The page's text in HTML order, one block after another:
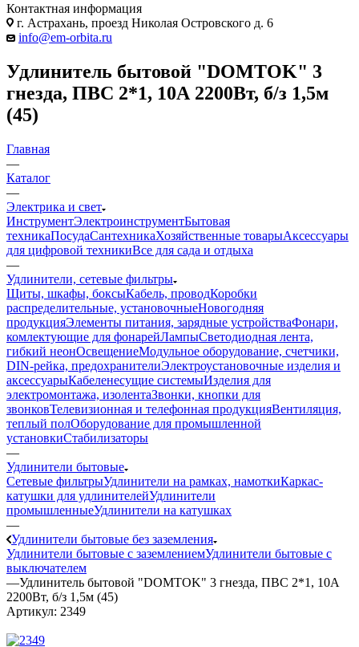
Контактная информация
г. Астрахань, проезд Николая Островского д. 6
info@em-orbita.ru
Удлинитель бытовой "DOMTOK" 3
гнезда, ПВС 2*1, 10А 2200Вт, б/з 1,5м
(45)
Главная
—
Каталог
—
Электрика и свет
ИнструментЭлектроинструментБытовая
техникаПосудаСантехникаХозяйственные товарыАксессуары
для цифровой техникиВсе для сада и отдыха
—
Удлинители, сетевые фильтры
Щиты, шкафы, боксыКабель, проводКоробки
распределительные, установочныеНовогодняя
продукцияЭлементы питания, зарядные устройстваФонари,
комлектующие для фонарейЛампыСветодиодная лента,
гибкий неонОсвещениеМодульное оборудование, счетчики,
DIN-рейка, предохранителиЭлектроустановочные изделия и
аксессуарыКабеленесущие системыИзделия для
электромонтажа, изолентаЗвонки, кнопки для
звонковТелевизионная и телефонная продукцияВентиляция,
теплый полОборудование для промышленной
установкиСтабилизаторы
—
Удлинители бытовые
Сетевые фильтрыУдлинители на рамках, намоткиКаркас-
катушки для удлинителейУдлинители
промышленныеУдлинители на катушках
—
Удлинители бытовые без заземления
Удлинители бытовые с заземлениемУдлинители бытовые с
выключателем
—Удлинитель бытовой "DOMTOK" 3 гнезда, ПВС 2*1, 10А
2200Вт, б/з 1,5м (45)
Артикул: 2349